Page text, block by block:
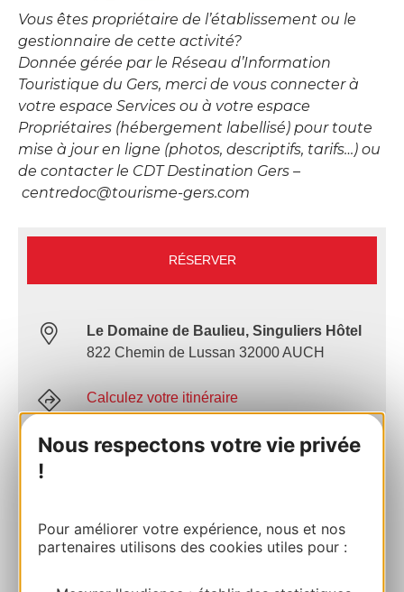
Nous respectons votre vie privée
!
Pour améliorer votre expérience, nous et nos
partenaires utilisons des cookies utiles pour :
Vous êtes propriétaire de l’établissement ou le
gestionnaire de cette activité?
Donnée gérée par le Réseau d’Information
Touristique du Gers, merci de vous connecter à
votre espace Services ou à votre espace
Propriétaires (hébergement labellisé) pour toute
mise à jour en ligne (photos, descriptifs, tarifs…) ou
de contacter le CDT Destination Gers –
centredoc@tourisme-gers.com
RÉSERVER
Le Domaine de Baulieu, Singuliers Hôtel
822 Chemin de Lussan 32000 AUCH
Calculez votre itinéraire
05 62 59 97 38